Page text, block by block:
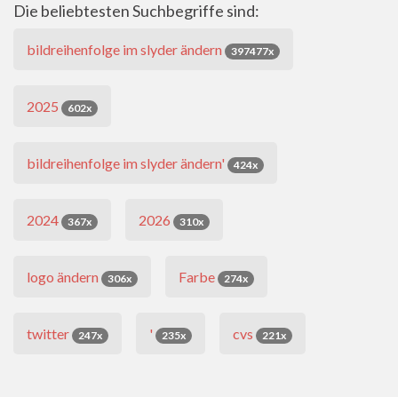
Die beliebtesten Suchbegriffe sind:
bildreihenfolge im slyder ändern 397477x
2025 602x
bildreihenfolge im slyder ändern' 424x
2024 367x 2026 310x
logo ändern 306x Farbe 274x
twitter 247x ' 235x cvs 221x